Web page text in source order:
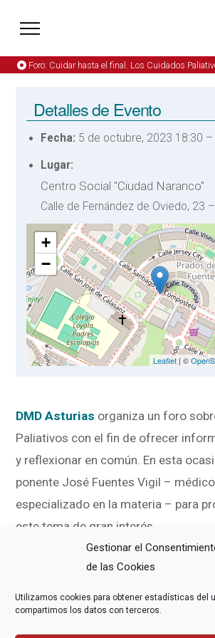
Gestionar el
de las Cookies
Utilizamos cookies para obtener estadísticas del
compartimos los datos con terceros.
Foro: Cuidar hasta el final. Los Cuidados
Detalles de Evento
Fecha: 5 de octubre, 2023 18:30 –
Lugar:
Centro Social "Ciudad Naranco"
Calle de Fernández de Oviedo, 23 –
+
−
Leaflet| ©
DMD Asturias organiza un foro
Paliativos con el fin de ofrecer
y reflexionar en común. En esta
ponente José Fuentes Vigil –
especializado en la materia – para
este tema de gran interés .
Te esperamos el próximo 5 de